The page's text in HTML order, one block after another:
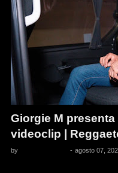
Giorgie M
videoclip |
by - agosto 07,